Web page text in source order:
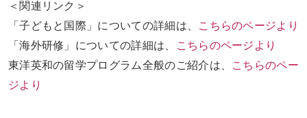
＜関連リンク＞
「子どもと国際」についての詳細は、
こちらのページより
「海外研修」についての詳細は、
こちらのページより
東洋英和の留学プログラム全般のご紹介は、
こちらのペー
ジより